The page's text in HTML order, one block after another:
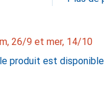
26/9 et mer, 14/10
produit est